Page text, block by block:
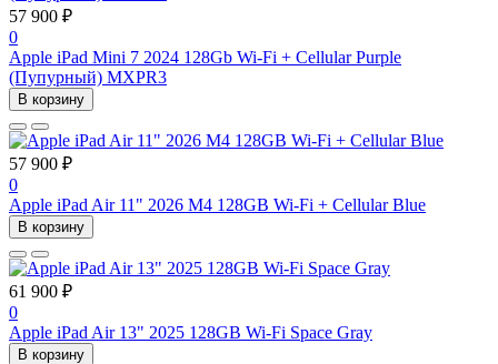
57 900 ₽
0
Apple iPad Mini 7 2024 128Gb Wi-Fi + Cellular Purple
(Пупурный) MXPR3
В корзину
57 900 ₽
0
Apple iPad Air 11" 2026 M4 128GB Wi-Fi + Cellular Blue
В корзину
61 900 ₽
0
Apple iPad Air 13" 2025 128GB Wi-Fi Space Gray
В корзину